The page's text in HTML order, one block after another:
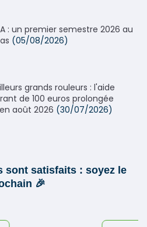
: un premier semestre 2026 au
(05/08/2026)
grands rouleurs : l'aide
de 100 euros prolongée
août 2026 (30/07/2026)